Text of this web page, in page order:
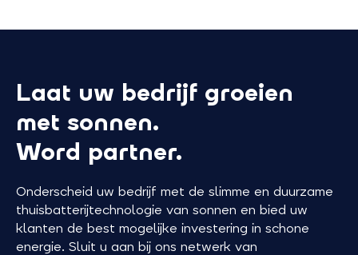
Laat uw bedrijf groeien
met sonnen.
Word partner.
Onderscheid uw bedrijf met de slimme en duurzame
thuisbatterijtechnologie van sonnen en bied uw
klanten de best mogelijke investering in schone
energie. Sluit u aan bij ons netwerk van